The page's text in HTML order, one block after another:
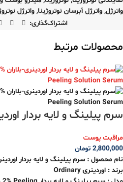
واترژل, واترژل آبرسان نوتروژینا, واترژل
اشتراک‌گذاری:
محصولات مرتبط
سرم پیلینگ و لایه بردار
مراقبت پوست
2,800,000 تومان
نام محصول : سرم پیلینگ و لایه بردار
برند : اوردینری Ordinary